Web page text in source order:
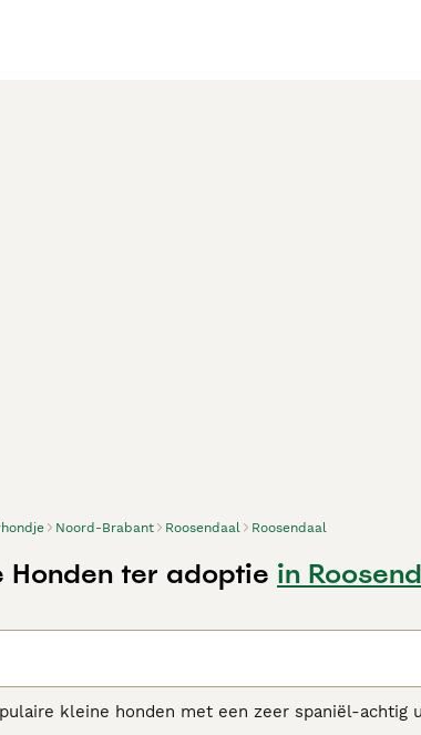
Noord-Brabant Roosendaal Roosendaal
Honden ter adoptie in
kleine honden met een zeer spaniël-